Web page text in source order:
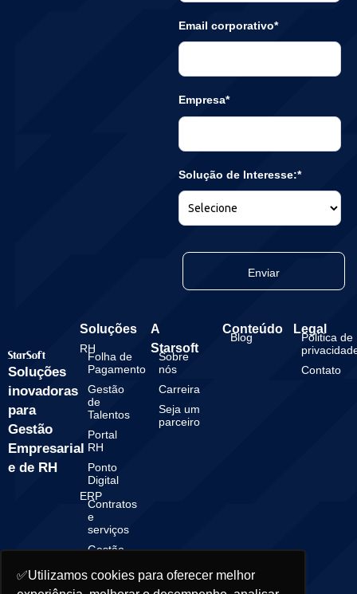
✅Utilizamos cookies para oferecer melhor
Email corporativo*
Empresa*
Solução de Interesse:*
Enviar
Soluções
inovadoras
para
Gestão
Empresarial
e de RH
Soluções
RH
Folha de
Pagamento
Gestão
de
Talentos
Portal
RH
Ponto
Digital
ERP
Contratos
e
serviços
Gestão
Gestão
A
Starsoft
Sobre
nós
Carreira
Seja um
parceiro
Conteúdo
Blog
Legal
Politica de
Contato